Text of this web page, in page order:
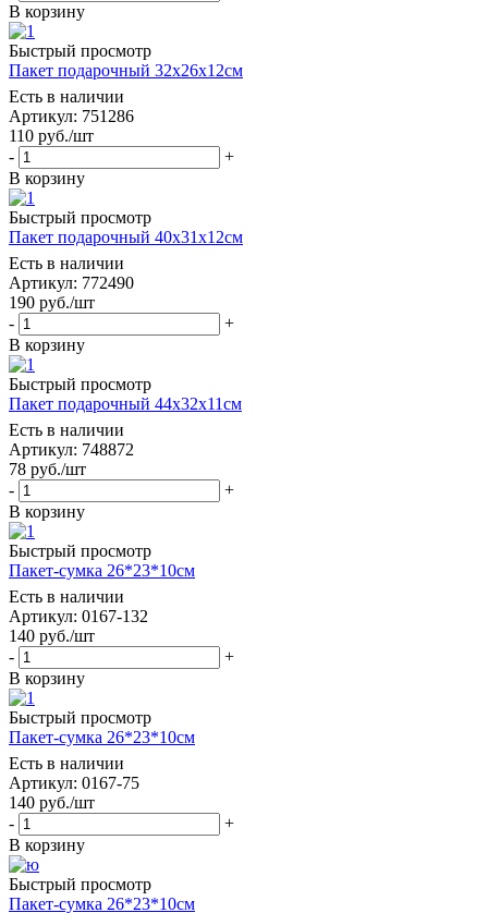
В корзину
Быстрый просмотр
Пакет подарочный 32х26х12см
Есть в наличии
Артикул: 751286
110 руб./шт
-
+
В корзину
Быстрый просмотр
Пакет подарочный 40х31х12см
Есть в наличии
Артикул: 772490
190 руб./шт
-
+
В корзину
Быстрый просмотр
Пакет подарочный 44х32х11см
Есть в наличии
Артикул: 748872
78 руб./шт
-
+
В корзину
Быстрый просмотр
Пакет-сумка 26*23*10см
Есть в наличии
Артикул: 0167-132
140 руб./шт
-
+
В корзину
Быстрый просмотр
Пакет-сумка 26*23*10см
Есть в наличии
Артикул: 0167-75
140 руб./шт
-
+
В корзину
Быстрый просмотр
Пакет-сумка 26*23*10см